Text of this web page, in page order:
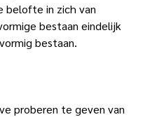
belofte in zich van
bestaan eindelijk
bestaan.
proberen te geven van